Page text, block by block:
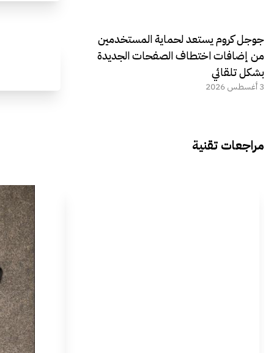
جوجل كروم يستعد لحماية المستخدمين
من إضافات اختطاف الصفحات الجديدة
بشكل تلقائي
3 أغسطس 2026
مراجعات تقنية